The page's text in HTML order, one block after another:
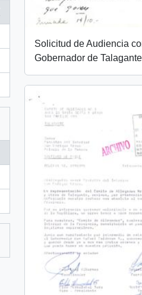
Solicitud de Audiencia
Gobernador de Talagante